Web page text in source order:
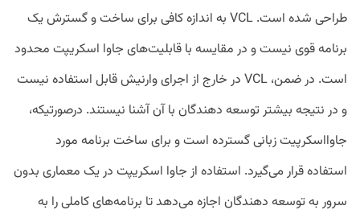
طراحی شده است. VCL به اندازه کافی برای ساخت و گسترش یک
برنامه قوی نیست و در مقایسه با قابلیت‌های جاوا اسکریپت محدود
است. در ضمن، VCL در خارج از اجرای وارنیش قابل استفاده نیست
و در نتیجه بیشتر توسعه دهندگان با آن آشنا نیستند. درصورتیکه،
جاوااسکرپیت زبانی گسترده است و برای ساخت برنامه مورد
استفاده قرار می‌گیرد. استفاده از جاوا اسکریپت در یک معماری بدون
سرور به توسعه دهندگان اجازه می‌دهد تا برنامه‌های کاملی را به